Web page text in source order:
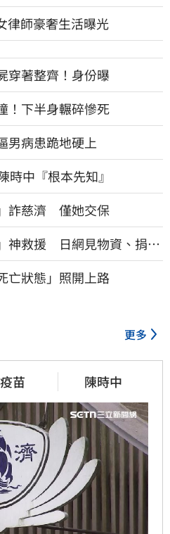
師豪奢生活曝光
穿著整齊！身份曝
！下半身輾碎慘死
男病患跪地硬上
時中『根本先知』
詐慈濟 僅她交保
神救援 日網見物資、捐款
亡狀態」照開上路
更多
疫苗 陳時中